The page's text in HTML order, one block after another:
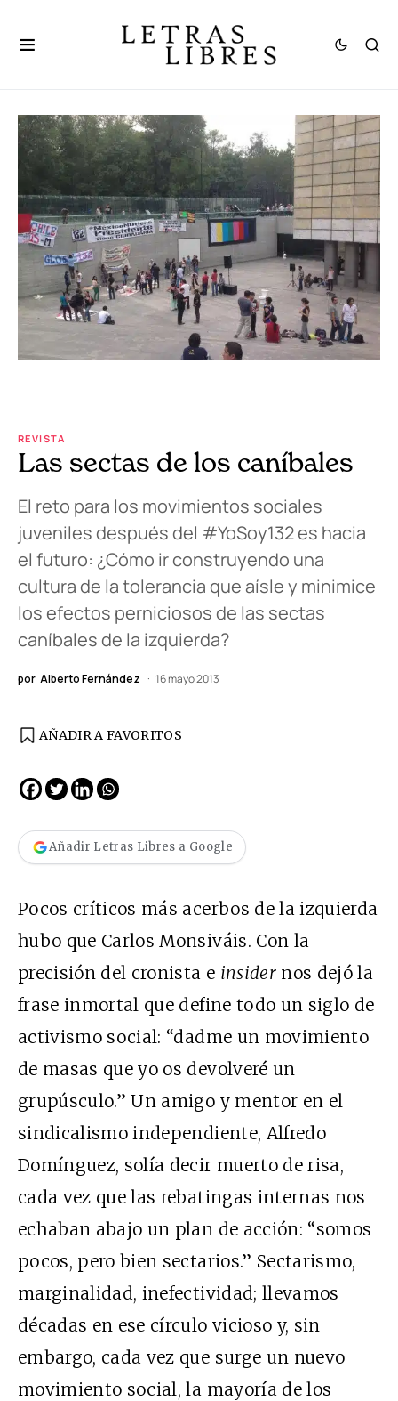
REVISTA
Las sectas de los caníbales
El reto para los movimientos sociales
juveniles después del #YoSoy132 es hacia
el futuro: ¿Cómo ir construyendo una
cultura de la tolerancia que aísle y minimice
los efectos perniciosos de las sectas
caníbales de la izquierda?
por Alberto Fernández 16 mayo 2013
AÑADIR A FAVORITOS
Añadir Letras Libres a Google
Pocos críticos más acerbos de la izquierda
hubo que Carlos Monsiváis. Con la
precisión del cronista e insidernos dejó la
frase inmortal que define todo un siglo de
activismo social: “dadme un movimiento
de masas que yo os devolveré un
grupúsculo.” Un amigo y mentor en el
sindicalismo independiente, Alfredo
Domínguez, solía decir muerto de risa,
cada vez que las rebatingas internas nos
echaban abajo un plan de acción: “somos
pocos, pero bien sectarios.” Sectarismo,
marginalidad, inefectividad; llevamos
décadas en ese círculo vicioso y, sin
embargo, cada vez que surge un nuevo
movimiento social, la mayoría de los